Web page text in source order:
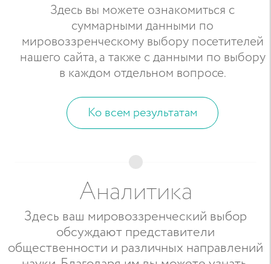
Здесь вы можете ознакомиться с
суммарными данными по
мировоззренческому выбору посетителей
нашего сайта, а также с данными по выбору
в каждом отдельном вопросе.
Ко всем результатам
Аналитика
Здесь ваш мировоззренческий выбор
обсуждают представители
общественности и различных направлений